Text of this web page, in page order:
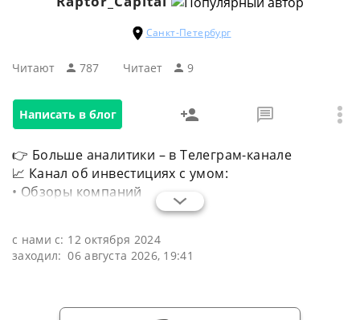
Санкт-Петербург
Читают 787 Читаeт 9
Написать в блог
👉 Больше аналитики – в Телеграм-канале
📈 Канал об инвестициях с умом:
• Обзоры компаний
с нами с: 12 октября 2024
заходил: 06 августа 2026, 19:41